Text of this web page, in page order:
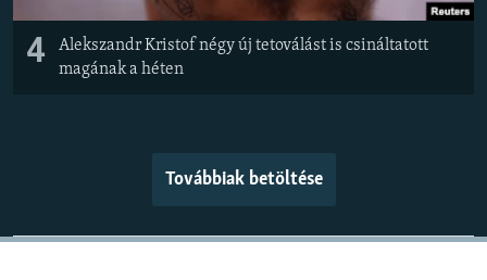
4
Alekszandr Kristof négy új tetoválást is csináltatott
magának a héten
Továbbiak betöltése